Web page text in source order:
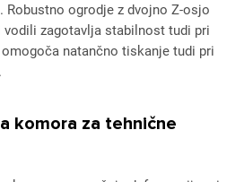
Robustno ogrodje z dvojno Z-osjo
zagotavlja stabilnost tudi pri
natančno tiskanje tudi pri
komora za tehnične